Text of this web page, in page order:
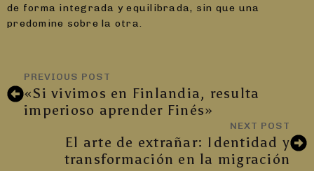
de forma integrada y equilibrada, sin que una
predomine sobre la otra.
PREVIOUS POST
«Si vivimos en Finlandia, resulta
imperioso aprender Finés»
NEXT POST
El arte de extrañar: Identidad y
transformación en la migración